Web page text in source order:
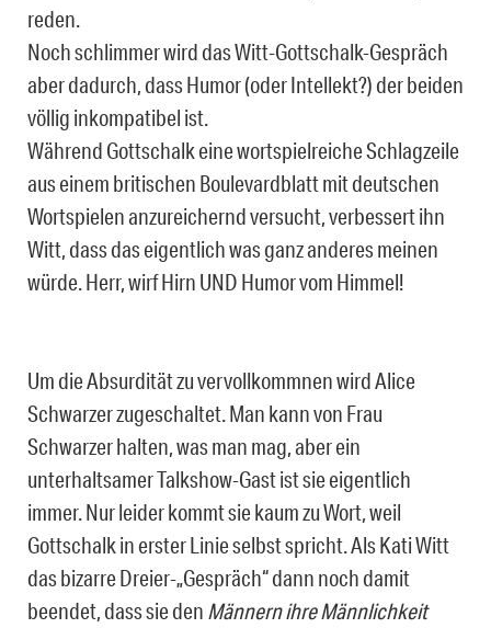
reden.
Noch schlimmer wird das Witt-Gottschalk-Gespräch
aber dadurch, dass Humor (oder Intellekt?) der beiden
völlig inkompatibel ist.
Während Gottschalk eine wortspielreiche Schlagzeile
aus einem britischen Boulevardblatt mit deutschen
Wortspielen anzureichernd versucht, verbessert ihn
Witt, dass das eigentlich was ganz anderes meinen
würde. Herr, wirf Hirn UND Humor vom Himmel!
Um die Absurdität zu vervollkommnen wird Alice
Schwarzer zugeschaltet. Man kann von Frau
Schwarzer halten, was man mag, aber ein
unterhaltsamer Talkshow-Gast ist sie eigentlich
immer. Nur leider kommt sie kaum zu Wort, weil
Gottschalk in erster Linie selbst spricht. Als Kati Witt
das bizarre Dreier-„Gespräch“ dann noch damit
beendet, dass sie den Männern ihre Männlichkeit